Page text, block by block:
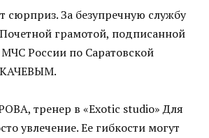
сюрприз. За безупречную службу
грамотой, подписанной
России по Саратовской
КАЧЕВЫМ.
тренер в «Exotic studio» Для
увлечение. Ее гибкости могут